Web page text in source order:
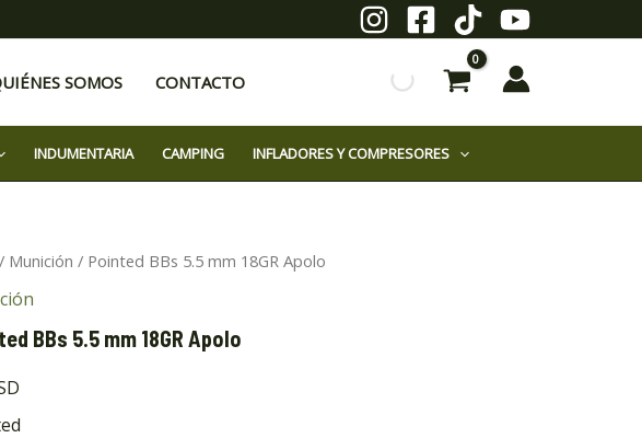
SOMOS CONTACTO
INDUMENTARIA CAMPING INFLADORES Y COMPRESORES
/ Munición / Pointed BBs 5.5 mm 18GR Apolo
BBs 5.5 mm 18GR Apolo